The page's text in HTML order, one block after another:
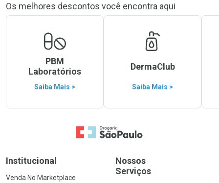
Os melhores descontos você encontra aqui
PBM
Laboratórios
Saiba Mais >
DermaClub
Saiba Mais >
Ir para a Home
Institucional
Venda No Marketplace
Nossos
Serviços